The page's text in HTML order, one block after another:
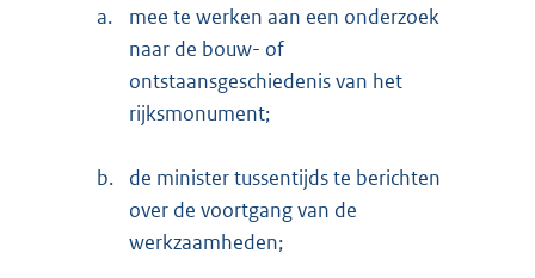
a.
mee te werken aan een onderzoek
naar de bouw- of
ontstaansgeschiedenis van het
rijksmonument;
b.
de minister tussentijds te berichten
over de voortgang van de
werkzaamheden;